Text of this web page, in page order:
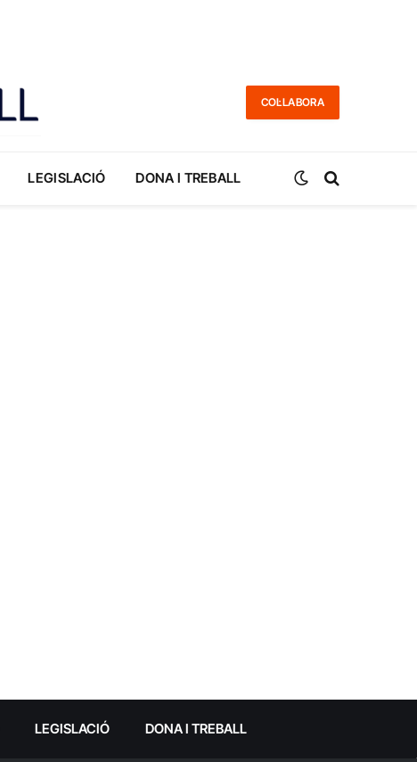
COL·LABORA
LEGISLACIÓ DONA I TREBALL
LEGISLACIÓ DONA I TREBALL